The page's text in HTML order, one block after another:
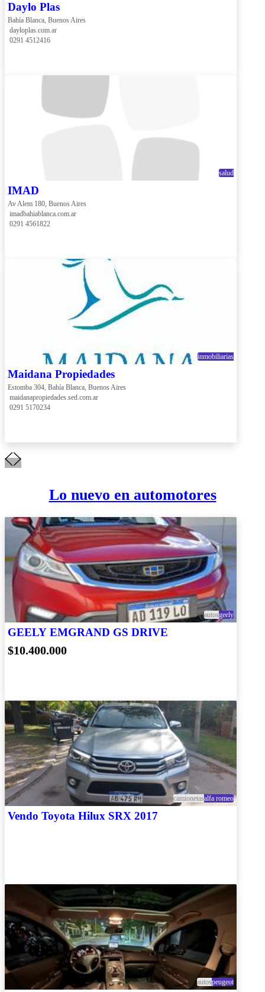
Daylo Plas
Bahía Blanca, Buenos Aires
dayloplas.com.ar
0291 4512416
salud
IMAD
Av Alem 180, Buenos Aires
imadbahiablanca.com.ar
0291 4561822
inmobiliarias
Maidana Propiedades
Estomba 304, Bahía Blanca, Buenos Aires
maidanapropiedades.sed.com.ar
0291 5170234
Lo nuevo en automotores
autosgeely
GEELY EMGRAND GS DRIVE
$10.400.000
camionetasalfa romeo
Vendo Toyota Hilux SRX 2017
autospeugeot